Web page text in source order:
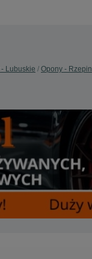
Lubuskie Opony - Rzepin